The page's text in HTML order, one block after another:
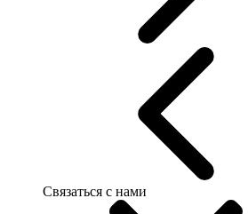
Связаться с нами